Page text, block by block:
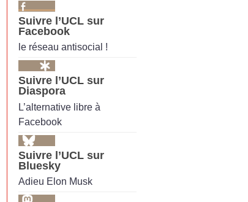
Suivre l’UCL sur
Facebook
le réseau antisocial !
Suivre l’UCL sur
Diaspora
L’alternative libre à
Facebook
Suivre l’UCL sur
Bluesky
Adieu Elon Musk